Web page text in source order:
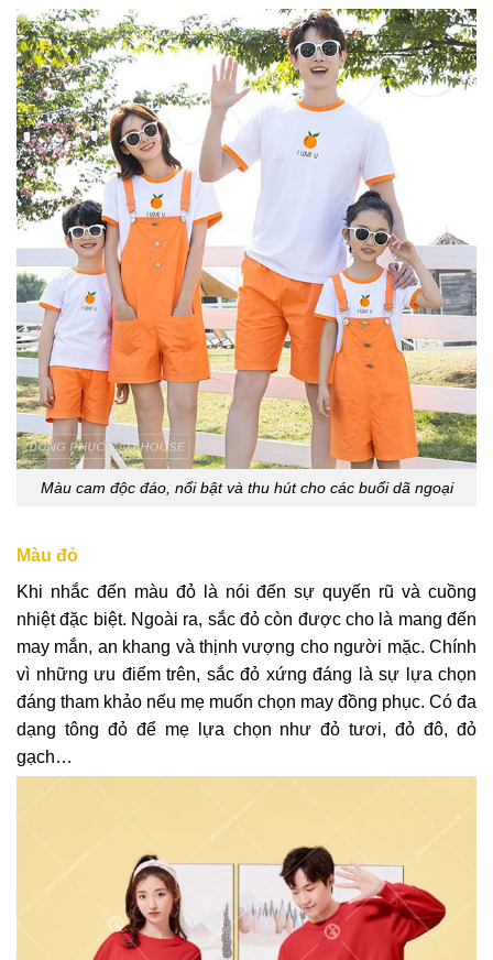
Màu cam độc đáo, nổi bật và thu hút cho các buổi dã ngoại
Màu đỏ
Khi nhắc đến màu đỏ là nói đến sự quyến rũ và cuồng
nhiệt đặc biệt. Ngoài ra, sắc đỏ còn được cho là mang đến
may mắn, an khang và thịnh vượng cho người mặc. Chính
vì những ưu điểm trên, sắc đỏ xứng đáng là sự lựa chọn
đáng tham khảo nếu mẹ muốn chọn may đồng phục. Có đa
dạng tông đỏ để mẹ lựa chọn như đỏ tươi, đỏ đô, đỏ
gạch…